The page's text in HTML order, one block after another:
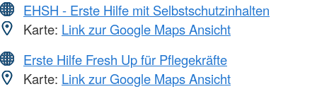
EHSH - Erste Hilfe mit Selbstschutzinhalten
Karte: Link zur Google Maps Ansicht
Erste Hilfe Fresh Up für Pflegekräfte
Karte: Link zur Google Maps Ansicht